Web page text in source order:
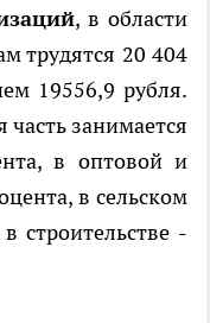
, в области
трудятся 20 404
19556,9 рубля.
занимается
в оптовой и
в сельском
строительстве -